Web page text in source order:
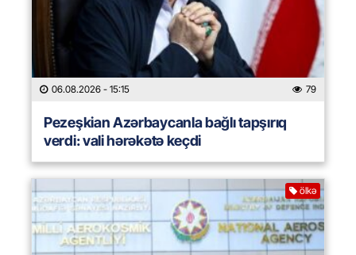
06.08.2026 - 15:15 79
Pezeşkian Azərbaycanla bağlı tapşırıq
verdi: vali hərəkətə keçdi
ölkə